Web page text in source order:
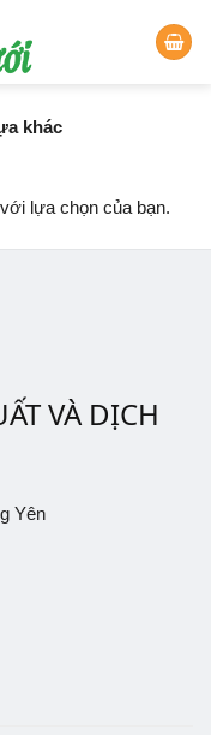
khác
lựa chọn của bạn.
VÀ DỊCH
Yên